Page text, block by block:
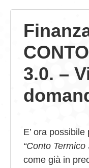
GIOVEDÌ
CONTATTI
3.0. –
E’ ora
“Conto Termico
come già in